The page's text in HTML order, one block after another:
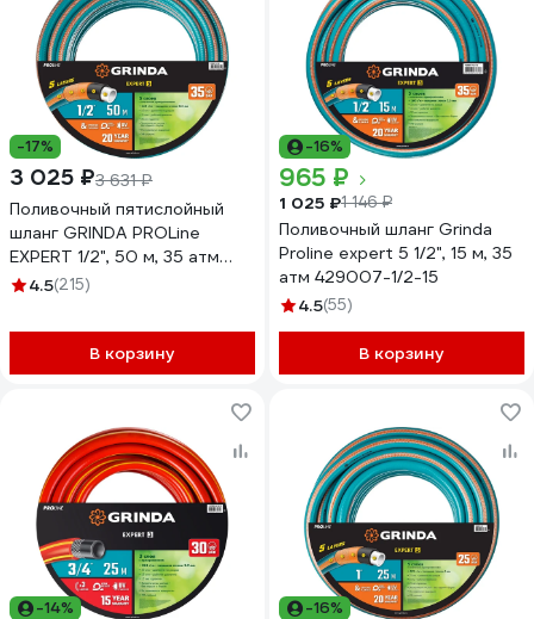
-17%
3 025 ₽3 631 ₽
Поливочный пятислойный
шланг GRINDA PROLine
EXPERT 1/2", 50 м, 35 атм
429007-1/2-50
4.5(215)
В корзину
-16%
965 ₽
1 025 ₽1 146 ₽
Поливочный шланг Grinda
Proline expert 5 1/2", 15 м, 35
атм 429007-1/2-15
4.5(55)
В корзину
-14% -16%